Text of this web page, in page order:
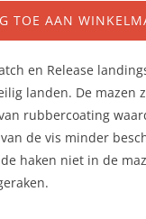
TOE AAN
en Release
landen. De mazen
rubbercoating
de vis minder
haken niet in de